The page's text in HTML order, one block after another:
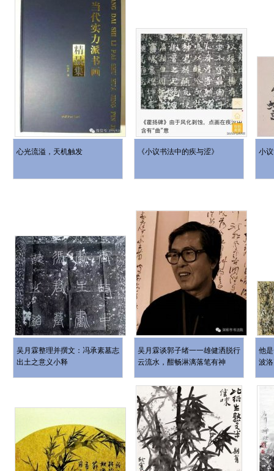
心光流溢，天机触发 《小议书法中的疾与涩》 小
吴月霖整理并撰文：冯承素墓志
出土之意义小释
吴月霖谈郭子绪一一雄健洒脱行
云流水，酣畅淋漓落笔有神
他
波